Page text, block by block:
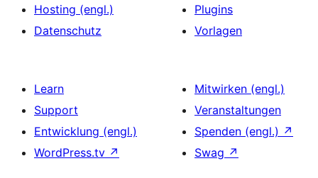
Hosting (engl.)
Datenschutz
Plugins
Vorlagen
Learn
Support
Entwicklung (engl.)
WordPress.tv ↗
Mitwirken (engl.)
Veranstaltungen
Spenden (engl.) ↗
Swag ↗